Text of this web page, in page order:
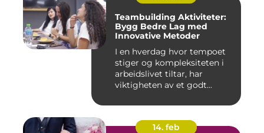
Teambuilding Aktiviteter:
Bygg Bedre Lag med
Innovative Metoder
I en hverdag hvor tempoet
stiger og kompleksiteten i
arbeidslivet tiltar, har
viktigheten av et godt...
14. feb